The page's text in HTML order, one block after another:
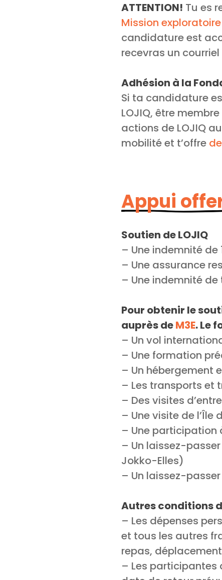
ATTENTION! Tu es
Mission
candidature est
recevras un
Adhésion à la
Si ta candidature
LOJIQ, être
actions de LOJIQ
mobilité et t’offre
Appui
Soutien de LOJIQ
– Une indemnité
– Une assurance
– Une indemnité
Pour obtenir le
auprès deM3E. Le
– Un vol
– Une formation
– Un hébergement
– Les transports et
– Des visites
– Une visite de l’Île
– Une participation
– Un laissez-
Jokko-Elles)
– Un laissez-
Autres conditions
– Les dépenses
et tous les autres
repas,
– Les